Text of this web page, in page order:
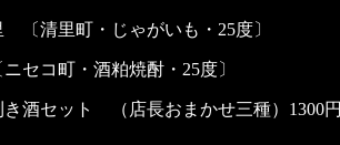
清里町・じゃがいも・25度〕
コ町・酒粕焼酎・25度〕
酒セット （店長おまかせ三種）1300円